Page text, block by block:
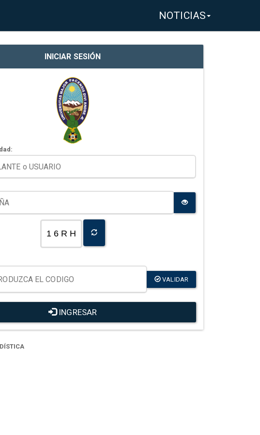
NOTICIAS
INICIAR SESIÓN
1 6 R H
VALIDAR
INGRESAR